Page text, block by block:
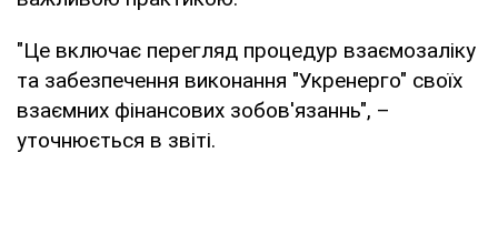
"Це включає перегляд процедур взаємозаліку
та забезпечення виконання "Укренерго" своїх
взаємних фінансових зобов'язаннь", –
уточнюється в звіті.